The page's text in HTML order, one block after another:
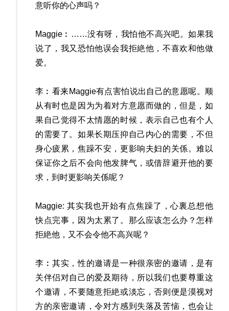
意听你的心声吗？
Maggie︰……没有呀，我怕他不高兴吧。如果我
说了，我又恐怕他误会我拒絶他，不喜欢和他做
爱。
李︰看来Maggie有点害怕说出自己的意愿呢。顺
从有时也是因为为着对方意愿而做的，但是，如
果自己觉得不太情愿的时候，表示自己也有个人
的需要了。如果长期压抑自己内心的需要，不但
身心疲累，焦躁不安，更影响夫妇的关係。难以
保证你之后不会向他发脾气，或借辞避开他的要
求，到时更影响关係呢？
Maggie: 其实我也开始有点焦躁了，心裏总想他
快点完事，因为太累了。那么应该怎么办？怎样
拒絶他，又不会令他不高兴呢？
李︰其实，性的邀请是一种很亲密的邀请，是有
关伴侣对自己的爱及期待，所以我们也要尊重这
个邀请，不要随意拒絶或淡忘，否则便是漠视对
方的亲密邀请，令对方感到失落及苦恼，也会让